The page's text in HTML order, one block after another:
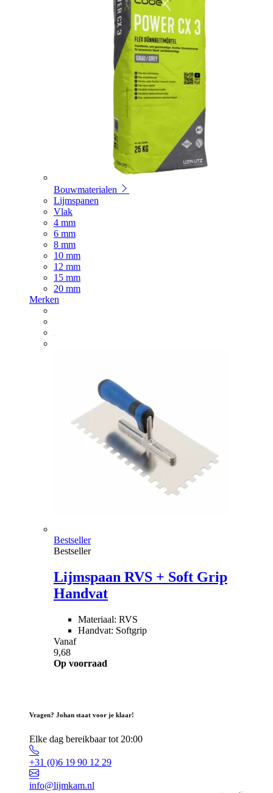
Bouwmaterialen
Lijmspanen
Vlak
4 mm
6 mm
8 mm
10 mm
12 mm
15 mm
20 mm
Merken
Bestseller
Bestseller
Lijmspaan RVS + Soft Grip
Handvat
Materiaal: RVS
Handvat: Softgrip
Vanaf
9,68
Op voorraad
Vragen? Johan staat voor je klaar!
Elke dag bereikbaar tot 20:00
+31 (0)6 19 90 12 29
info@lijmkam.nl